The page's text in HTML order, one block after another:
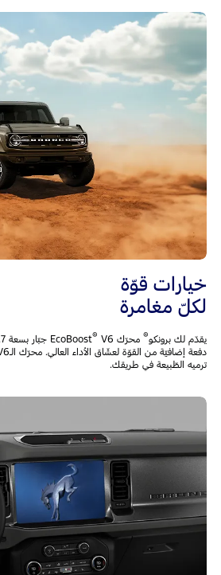
خيارات قوّة
لكلّ مغامرة
يقدّم لك برونكو®محرّك EcoBoost ®
ترميه الطّبيعة في طريقك.